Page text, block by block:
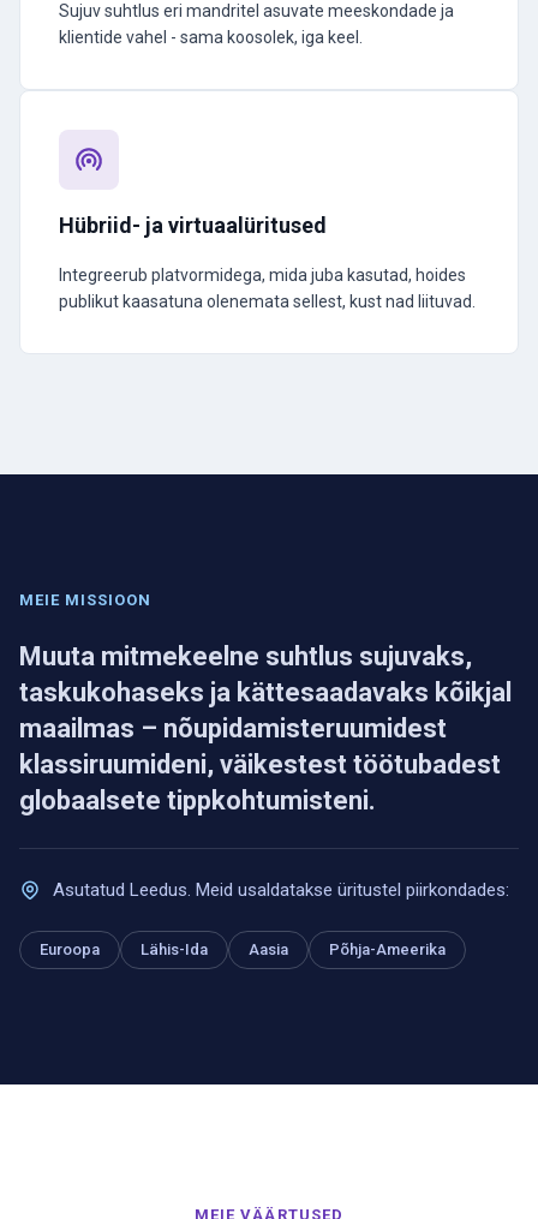
Sujuv suhtlus eri mandritel asuvate meeskondade ja
klientide vahel - sama koosolek, iga keel.
Hübriid- ja virtuaalüritused
Integreerub platvormidega, mida juba kasutad, hoides
publikut kaasatuna olenemata sellest, kust nad liituvad.
MEIE MISSIOON
Muuta mitmekeelne suhtlus sujuvaks,
taskukohaseks ja kättesaadavaks kõikjal
maailmas – nõupidamisteruumidest
klassiruumideni, väikestest töötubadest
globaalsete tippkohtumisteni.
Asutatud Leedus. Meid usaldatakse üritustel piirkondades:
Euroopa Lähis-Ida Aasia Põhja-Ameerika
MEIE VÄÄRTUSED